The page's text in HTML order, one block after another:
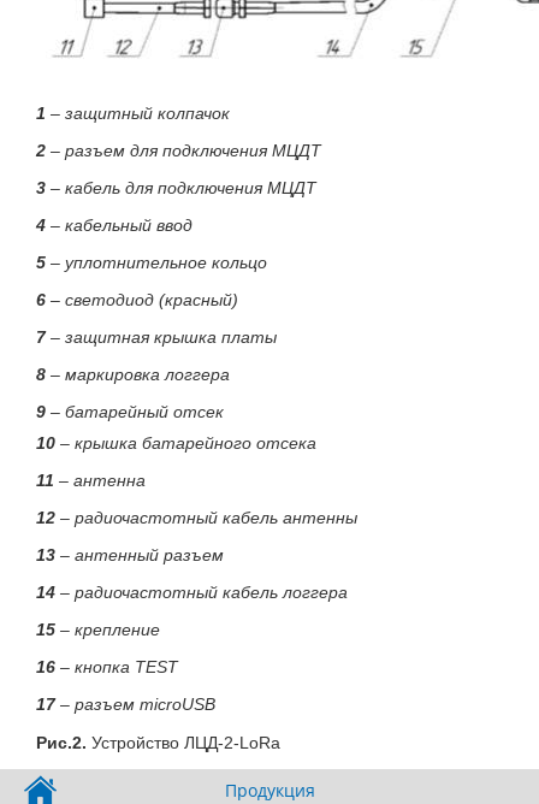
1 – защитный колпачок
2 – разъем для подключения МЦДТ
3 – кабель для подключения МЦДТ
4 – кабельный ввод
5 – уплотнительное кольцо
6 – светодиод (красный)
7– защитная крышка платы
8 – маркировка логгера
9 – батарейный отсек
10 – крышка батарейного отсека
11 – антенна
12 – радиочастотный кабель антенны
13 – антенный разъем
14 – радиочастотный кабель логгера
15 – крепление
16 – кнопка TEST
17– разъем microUSB
Рис.2. Устройство ЛЦД-2-LoRa
Продукция